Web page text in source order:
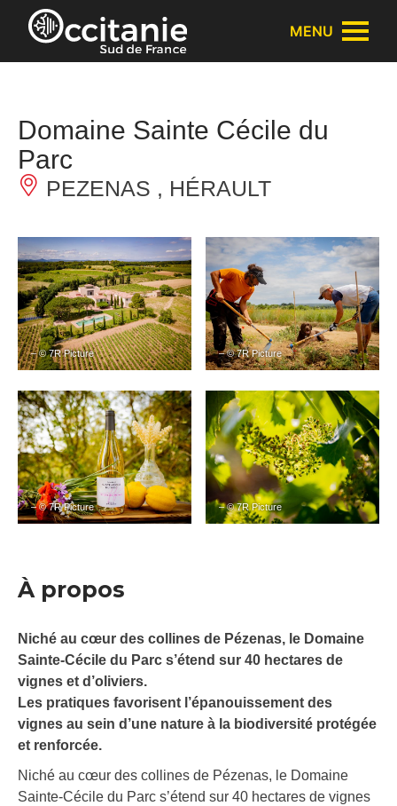
Panneau de gestion des cookies
MENU
Domaine Sainte Cécile du
Parc
PEZENAS , HÉRAULT
– © 7R Picture – © 7R Picture
– © 7R Picture – © 7R Picture
À propos
Niché au cœur des collines de Pézenas, le Domaine
Sainte-Cécile du Parc s’étend sur 40 hectares de
vignes et d’oliviers.
Les pratiques favorisent l’épanouissement des
vignes au sein d’une nature à la biodiversité protégée
et renforcée.
Niché au cœur des collines de Pézenas, le Domaine
Sainte-Cécile du Parc s’étend sur 40 hectares de vignes